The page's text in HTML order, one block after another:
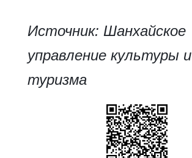
Источник: Шанхайское
управление культуры и
туризма